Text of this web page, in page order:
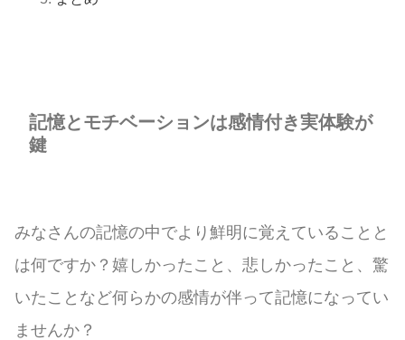
記憶とモチベーションは感情付き実体験が
鍵
みなさんの記憶の中でより鮮明に覚えていることと
は何ですか？嬉しかったこと、悲しかったこと、驚
いたことなど何らかの感情が伴って記憶になってい
ませんか？